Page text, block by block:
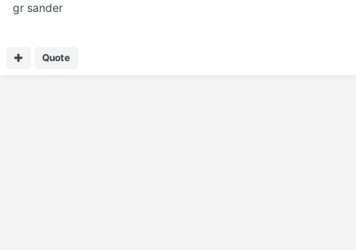
gr sander
Quote